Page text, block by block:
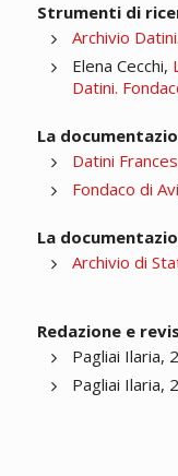
Strumenti di
Archivio
Elena Cecchi,
Datini.
La
Datini
Fondaco di
La
Archivio di
Redazione e
Pagliai Ilaria,
Pagliai Ilaria,